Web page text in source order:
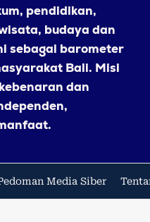
pendidikan,
budaya dan
sebagai barometer
Bali. Misi
dan
Media Siber